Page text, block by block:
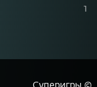
1
Суперигры ©